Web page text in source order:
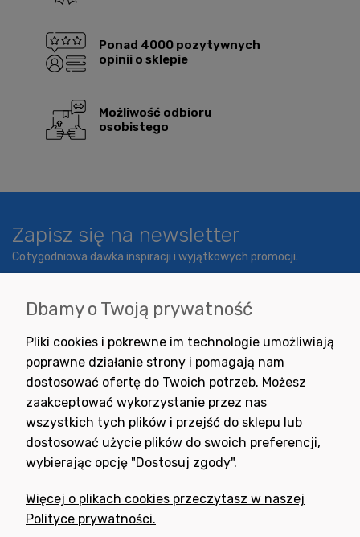
Ponad 4000 pozytywnych
opinii o sklepie
Możliwość odbioru
osobistego
Zapisz się na newsletter
Cotygodniowa dawka inspiracji i wyjątkowych promocji.
Wyrażam zgodę na otrzymywanie newslettera z inspiracjami,
nowościami i promocjami.
Potrzebujesz pomocy
+48 791 806 804
Dbamy o Twoją prywatność
Pliki cookies i pokrewne im technologie umożliwiają
poprawne działanie strony i pomagają nam
dostosować ofertę do Twoich potrzeb. Możesz
zaakceptować wykorzystanie przez nas
wszystkich tych plików i przejść do sklepu lub
dostosować użycie plików do swoich preferencji,
wybierając opcję "Dostosuj zgody".
Więcej o plikach cookies przeczytasz w naszej
Polityce prywatności.